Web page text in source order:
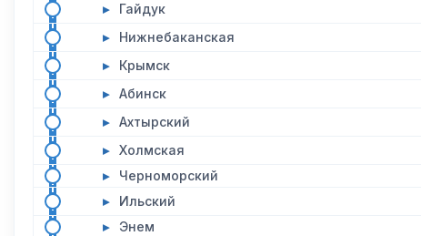
▸ Гайдук
▸ Нижнебаканская
▸ Крымск
▸ Абинск
▸ Ахтырский
▸ Холмская
▸ Черноморский
▸ Ильский
▸ Энем